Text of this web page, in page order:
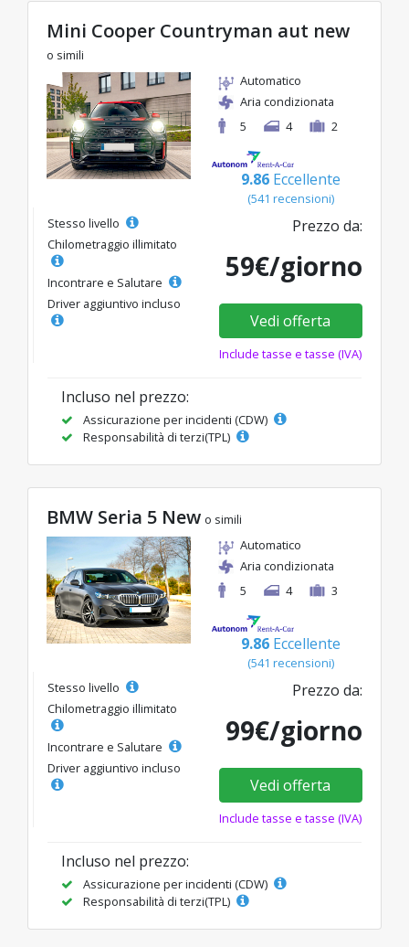
Mini Cooper Countryman aut new
o simili
Automatico
Aria condizionata
5
4 2
9.86 Eccellente
(541 recensioni)
Stesso livello
Chilometraggio illimitato
Incontrare e Salutare
Driver aggiuntivo incluso
Prezzo da:
59€/giorno
Vedi offerta
Include tasse e tasse (IVA)
Incluso nel prezzo:
Assicurazione per incidenti (CDW)
Responsabilità di terzi(TPL)
BMW Seria 5 New o simili
Automatico
Aria condizionata
5
4 3
9.86 Eccellente
(541 recensioni)
Stesso livello
Chilometraggio illimitato
Incontrare e Salutare
Driver aggiuntivo incluso
Prezzo da:
99€/giorno
Vedi offerta
Include tasse e tasse (IVA)
Incluso nel prezzo:
Assicurazione per incidenti (CDW)
Responsabilità di terzi(TPL)